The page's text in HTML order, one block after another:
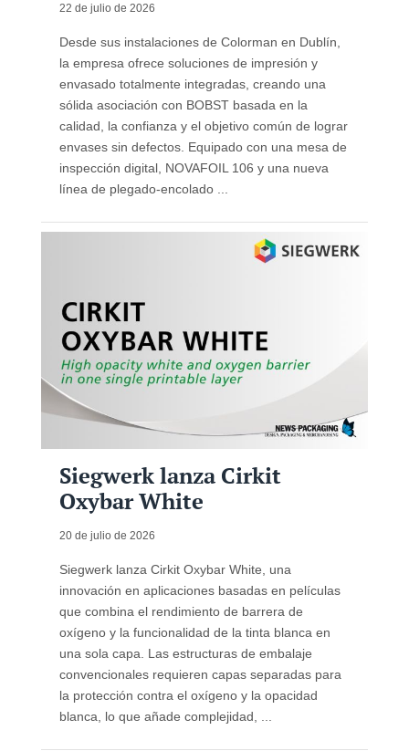
22 de julio de 2026
Desde sus instalaciones de Colorman en Dublín,
la empresa ofrece soluciones de impresión y
envasado totalmente integradas, creando una
sólida asociación con BOBST basada en la
calidad, la confianza y el objetivo común de lograr
envases sin defectos. Equipado con una mesa de
inspección digital, NOVAFOIL 106 y una nueva
línea de plegado-encolado ...
Siegwerk lanza Cirkit
Oxybar White
20 de julio de 2026
Siegwerk lanza Cirkit Oxybar White, una
innovación en aplicaciones basadas en películas
que combina el rendimiento de barrera de
oxígeno y la funcionalidad de la tinta blanca en
una sola capa. Las estructuras de embalaje
convencionales requieren capas separadas para
la protección contra el oxígeno y la opacidad
blanca, lo que añade complejidad, ...